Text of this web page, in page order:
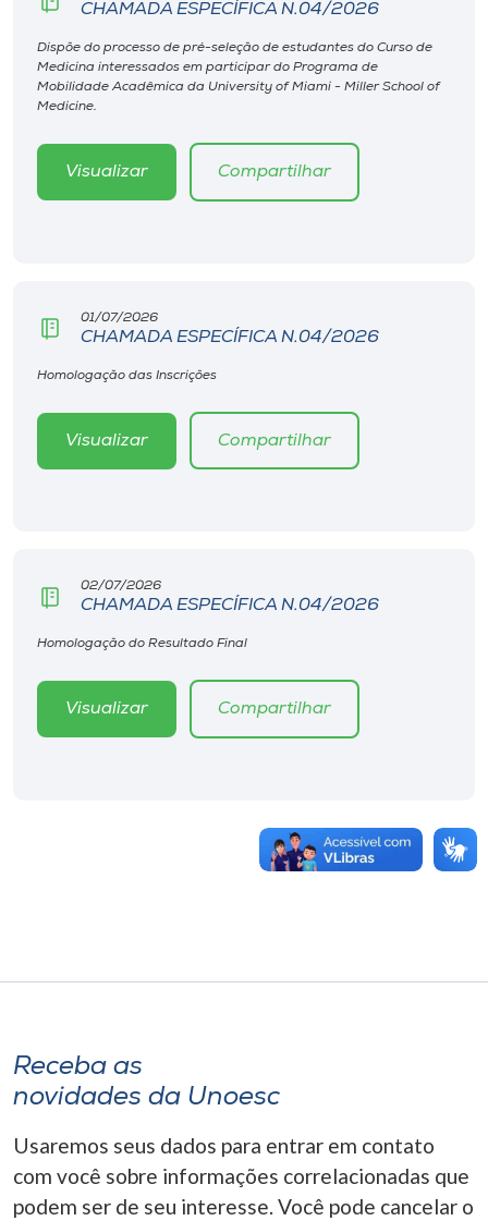
Editora
Rádio
Museu
Selecione
CHAMADA ESPECÍFICA N.04/2026
Dispõe do processo de pré-seleção de estudantes do Curso de
Medicina interessados em participar do Programa de
Mobilidade Acadêmica da University of Miami - Miller School of
Medicine.
Visualizar Compartilhar
01/07/2026
CHAMADA ESPECÍFICA N.04/2026
Homologação das Inscrições
Visualizar Compartilhar
02/07/2026
CHAMADA ESPECÍFICA N.04/2026
Homologação do Resultado Final
Visualizar Compartilhar
Receba as
novidades da Unoesc
Usaremos seus dados para entrar em contato
com você sobre informações correlacionadas que
podem ser de seu interesse. Você pode cancelar o